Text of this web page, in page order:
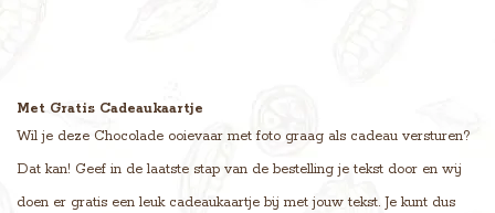
Met Gratis Cadeaukaartje
Wil je deze Chocolade ooievaar met foto graag als cadeau versturen?
Dat kan! Geef in de laatste stap van de bestelling je tekst door en wij
doen er gratis een leuk cadeaukaartje bij met jouw tekst. Je kunt dus